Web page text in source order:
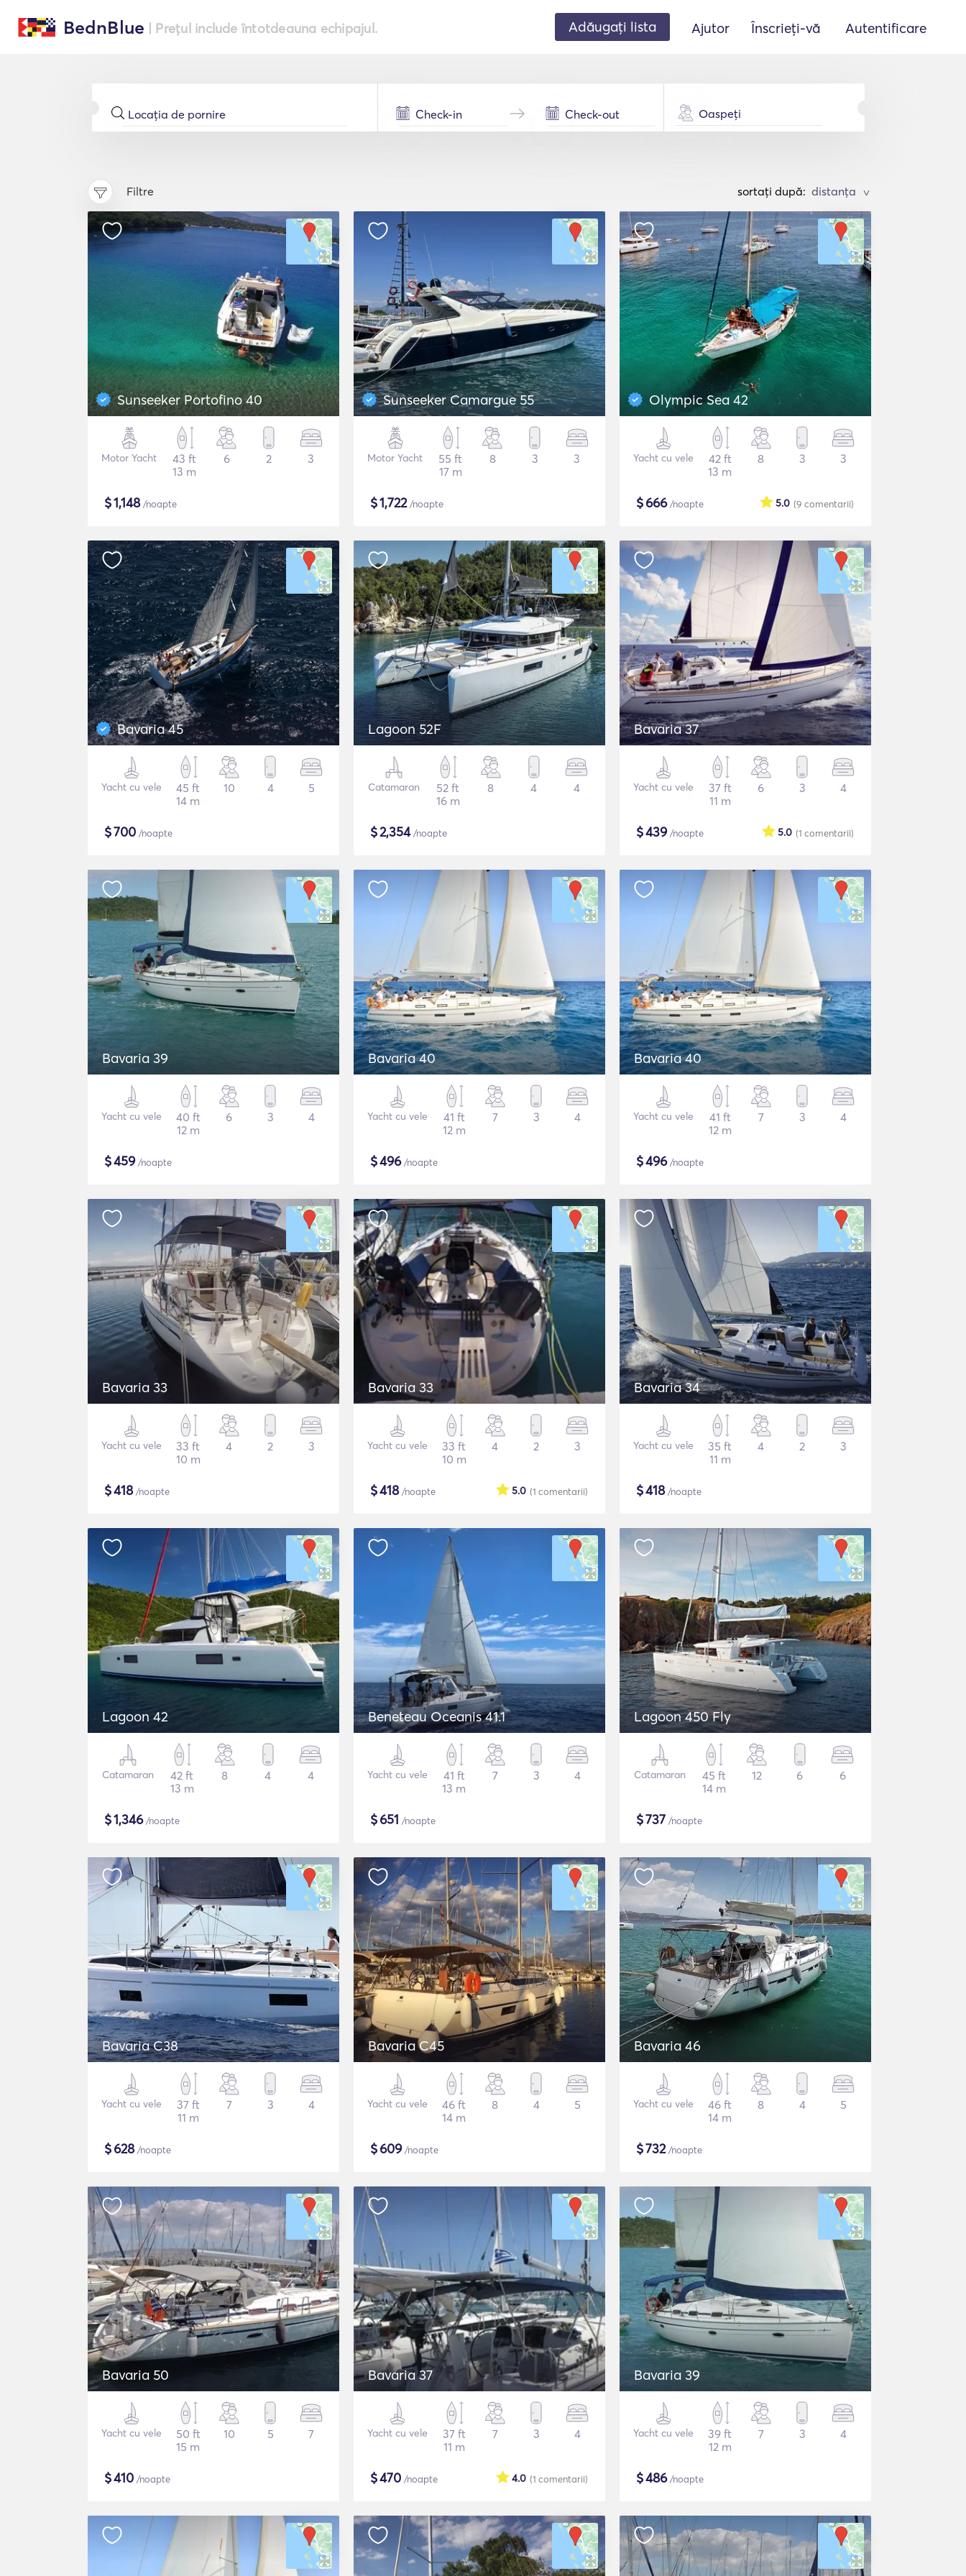
BednBlue | Prețul include întotdeauna echipajul. Adăugați lista Ajutor Înscrieți-vă Autentificare
Oaspeți
Filtre sortați după: >
Sunseeker Portofino 40
Motor Yacht
43 ft
13 m
6 2 3
$1,148/noapte
Sunseeker Camargue 55
Motor Yacht
55 ft
17 m
8 3 3
$1,722/noapte
Olympic Sea 42
Yacht cu vele
42 ft
13 m
8 3 3
$666/noapte (9 comentarii)
5.0
Bavaria 45
Yacht cu vele
45 ft
14 m
10 4 5
$700 /noapte
Lagoon 52F
Catamaran
52 ft
16 m
8 4 4
$2,354/noapte
Bavaria 37
Yacht cu vele
37 ft
11 m
6 3 4
$439/noapte (1 comentarii)
5.0
Bavaria 39
Yacht cu vele
40 ft
12 m
6 3 4
$459/noapte
Bavaria 40
Yacht cu vele
41 ft
12 m
7 3 4
$496/noapte
Bavaria 40
Yacht cu vele
41 ft
12 m
7 3 4
$496/noapte
Bavaria 33
Yacht cu vele
33 ft
10 m
4 2 3
$418/noapte
Bavaria 33
Yacht cu vele
33 ft
10 m
4 2 3
$418/noapte (1 comentarii)
5.0
Bavaria 34
Yacht cu vele
35 ft
11 m
4 2 3
$418/noapte
Lagoon 42
Catamaran
42 ft
13 m
8 4 4
$1,346/noapte
Beneteau Oceanis 41.1
Yacht cu vele
41 ft
13 m
7 3 4
$651 /noapte
Lagoon 450 Fly
Catamaran
45 ft
14 m
12 6 6
$737 /noapte
Bavaria C38
Yacht cu vele
37 ft
11 m
7 3 4
$628/noapte
Bavaria C45
Yacht cu vele
46 ft
14 m
8 4 5
$609/noapte
Bavaria 46
Yacht cu vele
46 ft
14 m
8 4 5
$732/noapte
Bavaria 50
Yacht cu vele
50 ft
15 m
10 5 7
$410 /noapte
Bavaria 37
Yacht cu vele
37 ft
11 m
7 3 4
$470 /noapte (1 comentarii)
4.0
Bavaria 39
Yacht cu vele
39 ft
12 m
7 3 4
$486/noapte